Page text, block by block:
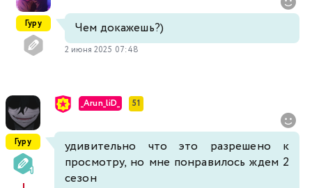
Гуру Чем докажешь?)
2 июня 2025 07:48
Гуру
_Arun_liD_ 51
удивительно что это разрешено к
просмотру, но мне понравилось ждем 2
сезон